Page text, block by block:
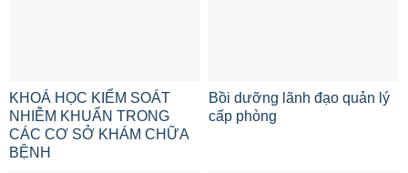
KHOÁ HỌC KIỂM SOÁT
NHIỄM KHUẨN TRONG
CÁC CƠ SỞ KHÁM CHỮA
BỆNH
Bồi dưỡng lãnh đạo quản lý
cấp phòng